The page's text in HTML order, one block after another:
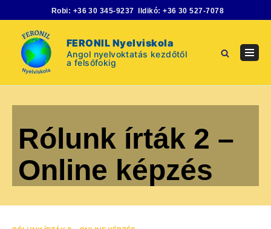
to
content
Robi: +36 30 345-9237 Ildikó:+36 30 527-7078
FERONIL Nyelviskola
Angol nyelvoktatás kezdőtől
a felsőfokig
Rólunk írták 2 –
Online képzés